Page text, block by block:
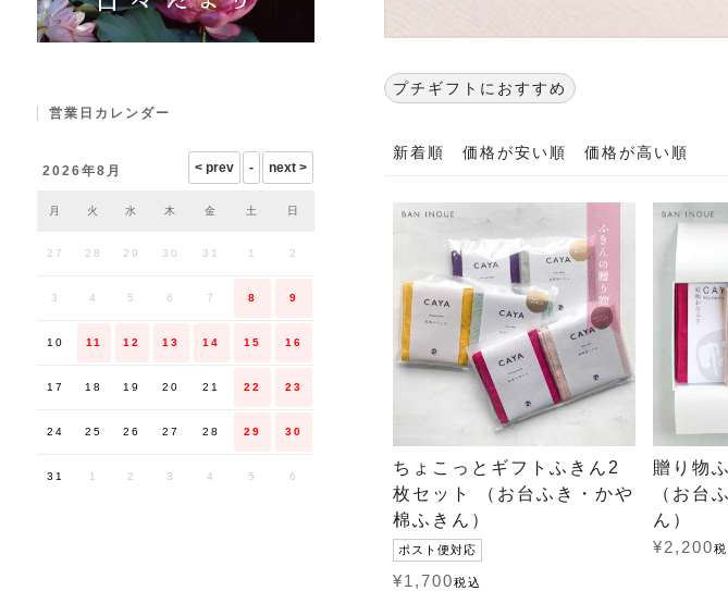
プチギフトにおすすめ
新着順 価格が安い順 価格が高い順
ちょこっとギフトふきん2
枚セット （お台ふき・かや
棉ふきん）
ポスト便対応
¥1,700税込
贈り物
（お台
ん）
¥2,200
営業日カレンダー
2026年8月
月 火 水 木 金 土 日
27 28 29 30 31 1 2
3 4 5 6 7 8 9
10 11 12 13 14 15 16
17 18 19 20 21 22 23
24 25 26 27 28 29 30
31 1 2 3 4 5 6